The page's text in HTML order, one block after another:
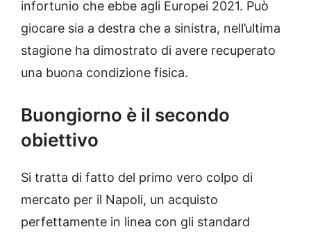
infortunio che ebbe agli Europei 2021. Può
giocare sia a destra che a sinistra, nell’ultima
stagione ha dimostrato di avere recuperato
una buona condizione fisica.
Buongiorno è il secondo
obiettivo
Si tratta di fatto del primo vero colpo di
mercato per il Napoli, un acquisto
perfettamente in linea con gli standard